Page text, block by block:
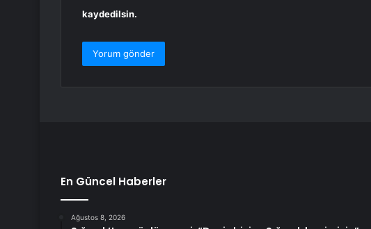
kaydedilsin.
En Güncel Haberler
Ağustos 8, 2026